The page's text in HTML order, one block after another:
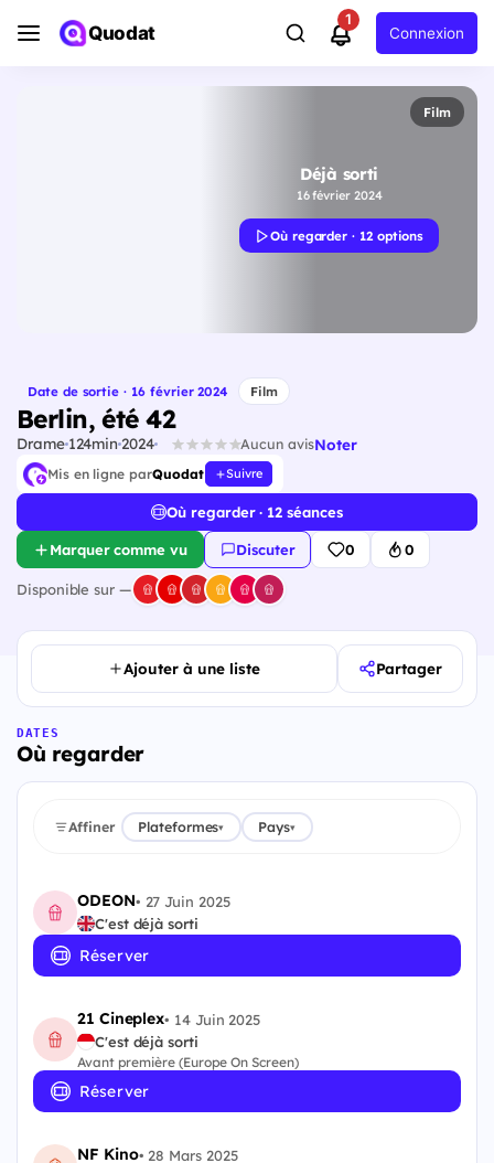
Quodat
1
Connexion
Film
Déjà sorti
16 février 2024
Où regarder · 12 options
Date de sortie · 16 février 2024 Film
Berlin, été 42
Drame124min 2024 Aucun avisNoter
Mis en ligne parQuodat Suivre
Où regarder · 12 séances
Marquer comme vu Discuter 0 0
Disponible sur —
Ajouter à une liste Partager
DATES
Où regarder
Affiner Plateformes▾ Pays▾
ODEON• 27 Juin 2025
C'est déjà sorti
Réserver
21 Cineplex• 14 Juin 2025
C'est déjà sorti
Avant première (Europe On Screen)
Réserver
NF Kino• 28 Mars 2025